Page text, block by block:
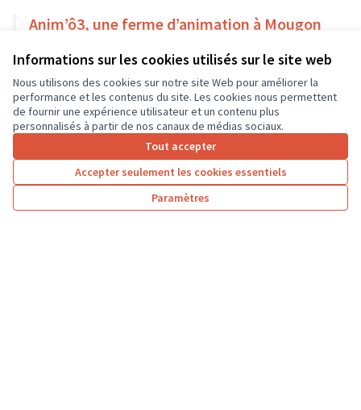
Informations sur les cookies utilisés sur le site web
Nous utilisons des cookies sur notre site Web pour améliorer la
performance et les contenus du site. Les cookies nous permettent
de fournir une expérience utilisateur et un contenu plus
personnalisés à partir de nos canaux de médias sociaux.
Tout accepter
Accepter seulement les cookies essentiels
Paramètres
Anim’ô3, une ferme d’animation à Mougon
18 000 €
Résultats par page : 50
1 2 3 4